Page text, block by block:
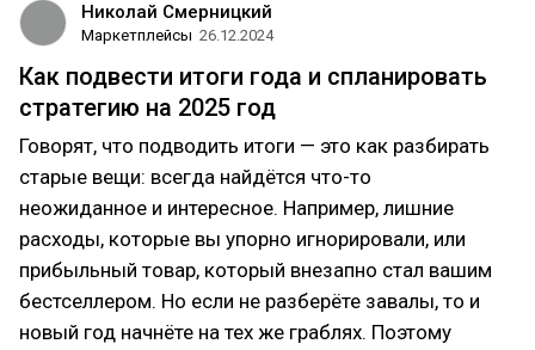
Николай Смерницкий
Маркетплейсы 26.12.2024
Как подвести итоги года и спланировать
стратегию на 2025 год
Говорят, что подводить итоги — это как разбирать
старые вещи: всегда найдётся что-то
неожиданное и интересное. Например, лишние
расходы, которые вы упорно игнорировали, или
прибыльный товар, который внезапно стал вашим
бестселлером. Но если не разберёте завалы, то и
новый год начнёте на тех же граблях. Поэтому